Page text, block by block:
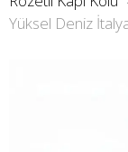
Yüksel Deniz